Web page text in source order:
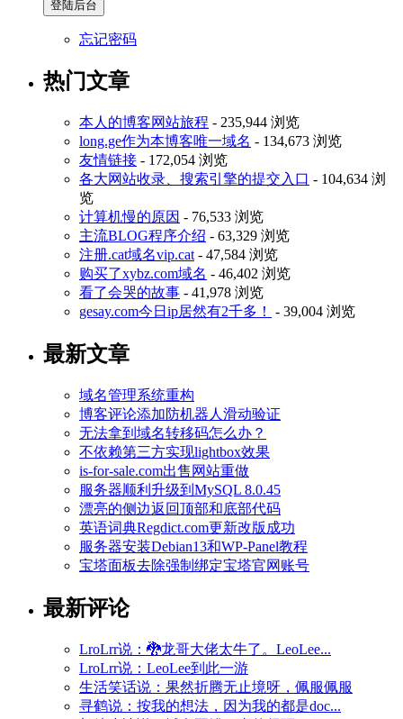
忘记密码
热门文章
本人的博客网站旅程 - 235,944 浏览
long.ge作为本博客唯一域名 - 134,673 浏览
友情链接 - 172,054 浏览
各大网站收录、搜索引擎的提交入口 - 104,634 浏
览
计算机慢的原因 - 76,533 浏览
主流BLOG程序介绍 - 63,329 浏览
注册.cat域名vip.cat - 47,584 浏览
购买了xybz.com域名 - 46,402 浏览
看了会哭的故事 - 41,978 浏览
gesay.com今日ip居然有2千多！
- 39,004 浏览
最新文章
域名管理系统重构
博客评论添加防机器人滑动验证
无法拿到域名转移码怎么办？
不依赖第三方实现lightbox效果
is-for-sale.com出售网站重做
服务器顺利升级到MySQL 8.0.45
漂亮的侧边返回顶部和底部代码
英语词典Regdict.com更新改版成功
服务器安装Debian13和WP-Panel教程
宝塔面板去除强制绑定宝塔官网账号
最新评论
LroLrr说：🐉龙哥大佬太牛了。LeoLee...
LroLrr说：LeoLee到此一游
生活笑话说：果然折腾无止境呀，佩服佩服
寻鹤说：按我的想法，因为我的都是doc...